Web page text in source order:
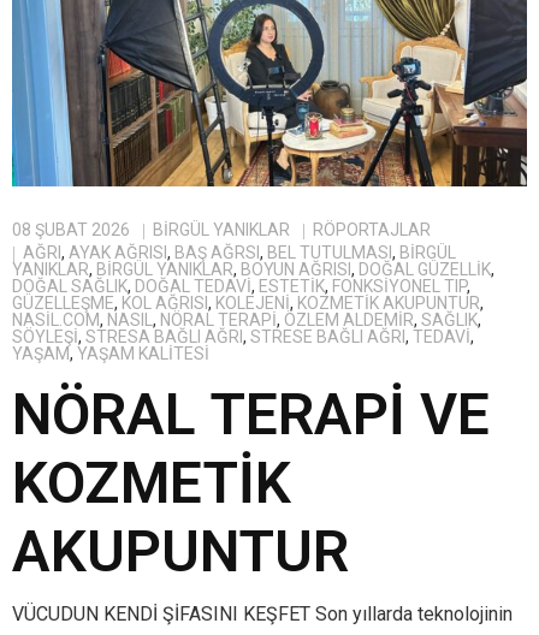
Destek Olduğum Projeler
Yürüttüğüm Projeler
08 ŞUBAT 2026 BIRGÜL YANIKLAR
RÖPORTAJLAR
AĞRI , AYAK AĞRISI , BAŞ AĞRSI , BEL TUTULMASI , BİRGÜL
YANIKLAR, BIRGÜL YANIKLAR, BOYUN AĞRISI , DOĞAL GÜZELLIK,
DOĞAL SAĞLIK, DOĞAL TEDAVI, ESTETIK, FONKSIYONEL TIP,
GÜZELLEŞME, KOL AĞRISI , KOLEJENI, KOZMETIK AKUPUNTUR,
NASIL.COM, NASIL, NÖRAL TERAPİ, ÖZLEM ALDEMIR, SAĞLIK,
SÖYLEŞI, STRESA BAĞLI AĞRI , STRESE BAĞLI AĞRI , TEDAVI,
YAŞAM, YAŞAM KALITESI
NÖRAL TERAPİ VE
KOZMETİK
AKUPUNTUR
VÜCUDUN KENDİ ŞİFASINI KEŞFET Son yıllarda teknolojinin